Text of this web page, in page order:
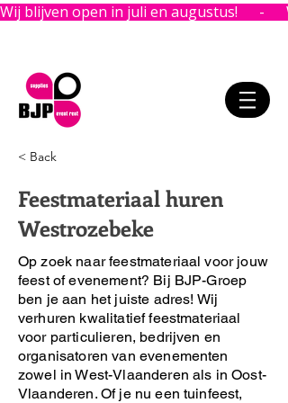
Wij blijven open in juli en augustus!      -
< Back
Feestmateriaal huren
Westrozebeke
Op zoek naar feestmateriaal voor jouw
feest of evenement? Bij BJP-Groep
ben je aan het juiste adres! Wij
verhuren kwalitatief feestmateriaal
voor particulieren, bedrijven en
organisatoren van evenementen
zowel in West-Vlaanderen als in Oost-
Vlaanderen. Of je nu een tuinfeest,